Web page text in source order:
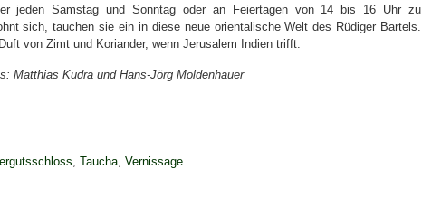
jeden Samstag und Sonntag oder an Feiertagen von 14 bis 16 Uhr zu
sich, tauchen sie ein in diese neue orientalische Welt des Rüdiger Bartels.
von Zimt und Koriander, wenn Jerusalem Indien trifft.
Matthias Kudra und Hans-Jörg Moldenhauer
, Taucha, Vernissage